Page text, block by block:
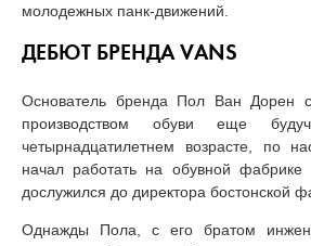
молодежных панк-движений.
ДЕБЮТ БРЕНДА VANS
Основатель бренда Пол Ван Дорен
производством обуви еще
четырнадцатилетнем возрасте, по
начал работать на обувной
дослужился до директора бостонской
Однажды Пола, с его братом